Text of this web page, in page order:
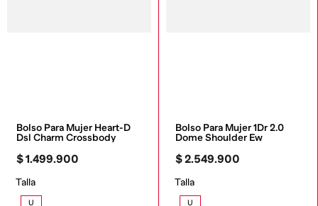
Bolso Para Mujer Heart-D
Dsl Charm Crossbody
$1.499.900
Talla
U
Bolso Para Mujer 1Dr 2.0
Dome Shoulder Ew
$2.549.900
Talla
U